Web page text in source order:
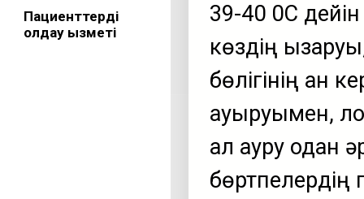
Пациенттерді
қолдау қызметі
39-40 0С
көздің
бөлігінің қан
ауыруымен,
ал ауру одан